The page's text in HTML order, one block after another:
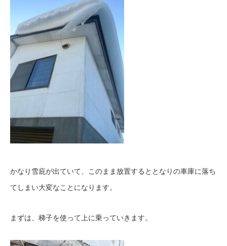
かなり雪庇が出ていて、このまま放置するととなりの車庫に落ち
てしまい大変なことになります。
まずは、梯子を使って上に乗っていきます。